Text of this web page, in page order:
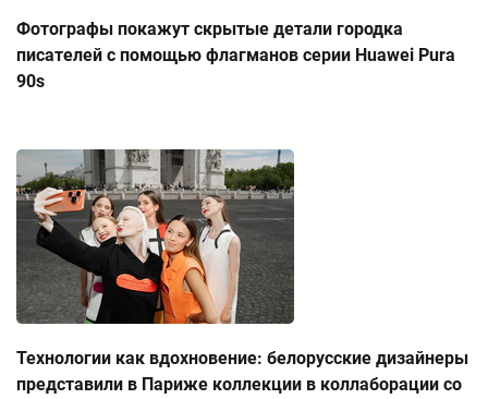
Фотографы покажут скрытые детали городка
писателей с помощью флагманов серии Huawei Pura
90s
Технологии как вдохновение: белорусские дизайнеры
представили в Париже коллекции в коллаборации со